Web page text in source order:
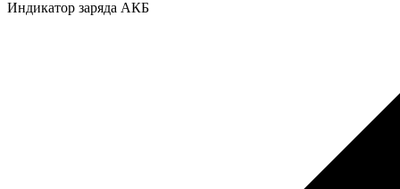
Индикатор заряда АКБ